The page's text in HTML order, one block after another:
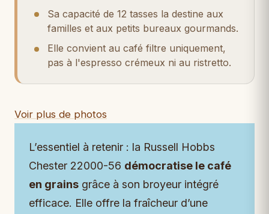
Sa capacité de 12 tasses la destine aux
familles et aux petits bureaux gourmands.
Elle convient au café filtre uniquement,
pas à l'espresso crémeux ni au ristretto.
Voir plus de photos
L’essentiel à retenir : la Russell Hobbs
Chester 22000-56 démocratise le café
en grains grâce à son broyeur intégré
efficace. Elle offre la fraîcheur d’une